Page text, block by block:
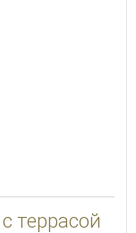
террасой